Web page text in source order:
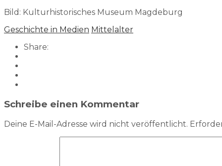
Bild: Kulturhistorisches Museum Magdeburg
Geschichte in Medien Mittelalter
Share:
Schreibe einen Kommentar
Deine E-Mail-Adresse wird nicht veröffentlicht.